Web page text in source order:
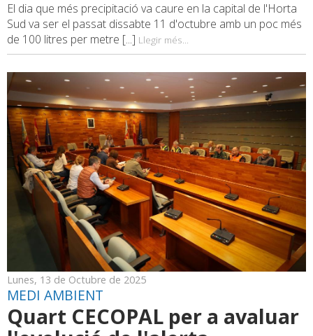
El dia que més precipitació va caure en la capital de l'Horta
Sud va ser el passat dissabte 11 d'octubre amb un poc més
de 100 litres per metre [...] Llegir més...
Lunes, 13 de Octubre de 2025
MEDI AMBIENT
Quart CECOPAL per a avaluar